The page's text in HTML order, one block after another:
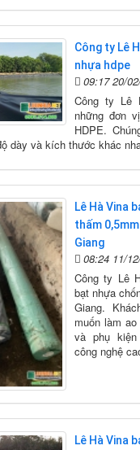
Công ty Lê
nhựa hdpe
09:17 20/
Công ty Lê
những đơn
HDPE.
dày và kích thước khác
Lê Hà Vina
thấm
Giang
08:24 11/
Công ty Lê
bạt nhựa
Giang.
muốn làm
và phụ
công nghệ
Lê Hà Vina